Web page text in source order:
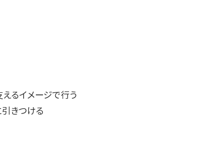
るイメージで行う
きつける